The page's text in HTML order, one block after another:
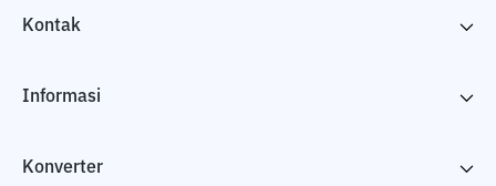
Kontak
Informasi
Konverter